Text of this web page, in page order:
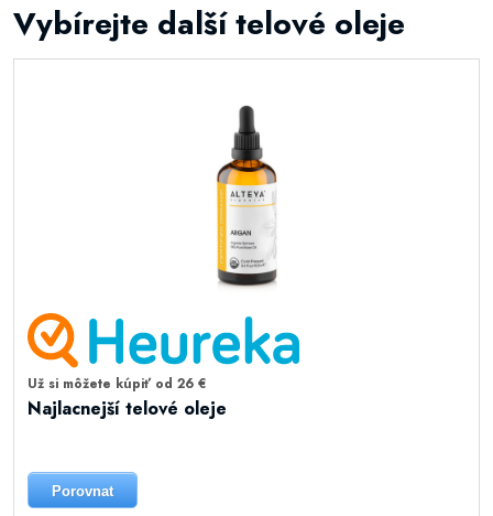
Vybírejte další telové oleje
Už si môžete kúpiť od 26 €
Najlacnejší telové oleje
Porovnat